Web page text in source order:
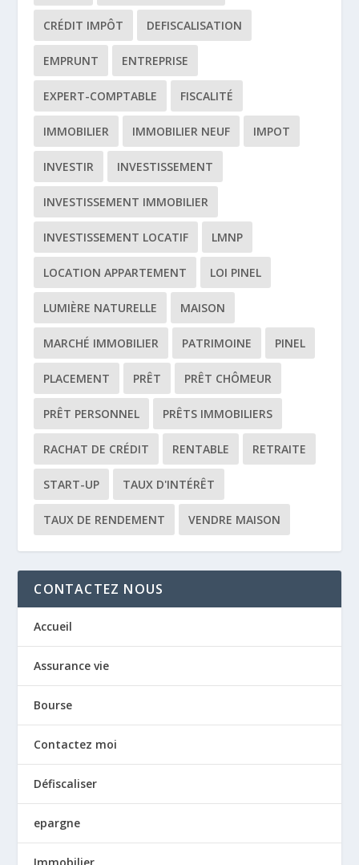
CRÉDIT IMPÔT DEFISCALISATION
EMPRUNT ENTREPRISE
EXPERT-COMPTABLE FISCALITÉ
IMMOBILIER IMMOBILIER NEUF IMPOT
INVESTIR INVESTISSEMENT
INVESTISSEMENT IMMOBILIER
INVESTISSEMENT LOCATIF LMNP
LOCATION APPARTEMENT LOI PINEL
LUMIÈRE NATURELLE MAISON
MARCHÉ IMMOBILIER PATRIMOINE PINEL
PLACEMENT PRÊT PRÊT CHÔMEUR
PRÊT PERSONNEL PRÊTS IMMOBILIERS
RACHAT DE CRÉDIT RENTABLE RETRAITE
START-UP TAUX D'INTÉRÊT
TAUX DE RENDEMENT VENDRE MAISON
CONTACTEZ NOUS
Accueil
Assurance vie
Bourse
Contactez moi
Défiscaliser
epargne